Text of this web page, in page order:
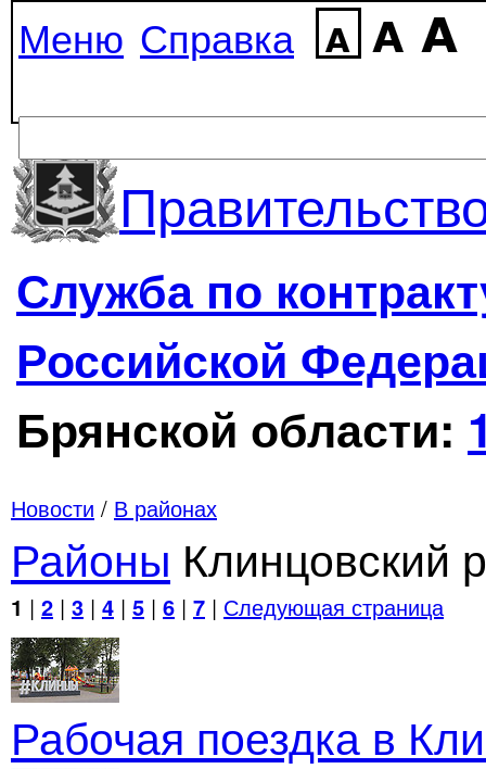
Меню Справка
Служба по
Российской
Брянской области:
Новости / В районах
Районы Клинцовский
1 | 2 | 3 | 4 | 5 | 6 | 7 | Следующая страница
Рабочая поездка в